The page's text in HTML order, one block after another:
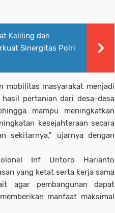
Keliling dan
Sinergitas Polri
mobilitas masyarakat menjadi
pertanian dari desa-desa
mampu meningkatkan
kesejahteraan secara
sekitarnya," ujarnya dengan
Inf Untoro Harianto
yang ketat serta kerja sama
agar pembangunan dapat
manfaat maksimal